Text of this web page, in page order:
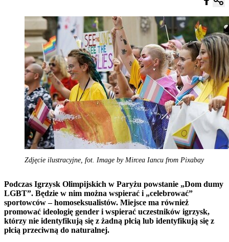
Zdjęcie ilustracyjne, fot. Image by Mircea Iancu from Pixabay
Podczas Igrzysk Olimpijskich w Paryżu powstanie „Dom dumy
LGBT”. Będzie w nim można wspierać i „celebrować”
sportowców – homoseksualistów. Miejsce ma również
promować ideologię gender i wspierać uczestników igrzysk,
którzy nie identyfikują się z żadną płcią lub identyfikują się z
płcią przeciwną do naturalnej.